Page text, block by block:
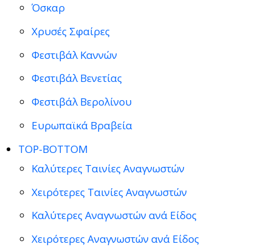
Όσκαρ
Χρυσές Σφαίρες
Φεστιβάλ Καννών
Φεστιβάλ Βενετίας
Φεστιβάλ Βερολίνου
Ευρωπαϊκά Βραβεία
TOP-BOTTOM
Καλύτερες Ταινίες Αναγνωστών
Χειρότερες Ταινίες Αναγνωστών
Καλύτερες Αναγνωστών ανά Είδος
Χειρότερες Αναγνωστών ανά Είδος